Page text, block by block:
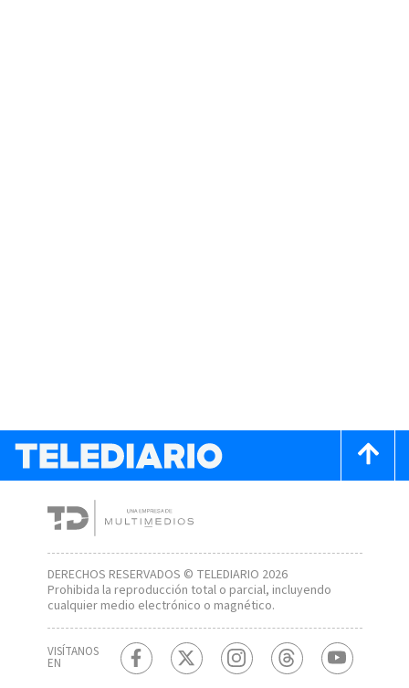
DERECHOS RESERVADOS © TELEDIARIO 2026
Prohibida la reproducción total o parcial, incluyendo
cualquier medio electrónico o magnético.
VISÍTANOS
EN